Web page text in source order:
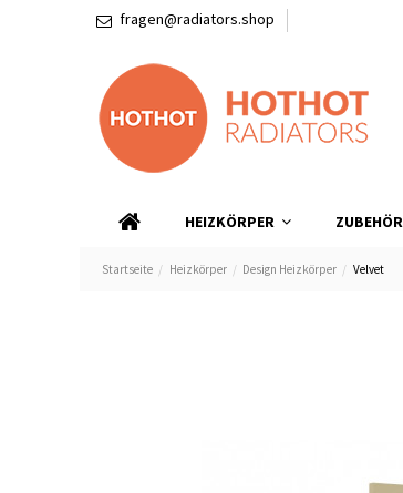
fragen@radiators.shop
HEIZKÖRPER ZUBEHÖR
Startseite Heizkörper Design Heizkörper Velvet